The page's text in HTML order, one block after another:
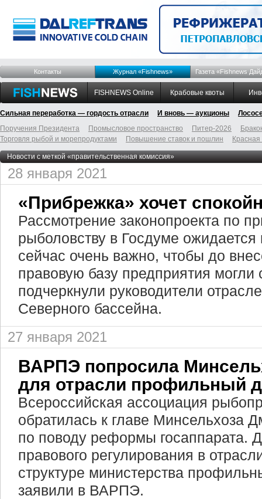
Контакты Журнал «Fishnews» Газета «Fishnews
FISHNEWS Online Крабовые квоты
Сильная переработка — гордость отрасли И вновь — аукционы
Поручения Президента
Промысловое пространство Питер-2026
Торговля рыбой и морепродуктами
Повышение ставок и пошлин
Новости с меткой «правительственная комиссия»
28 января 2021
«Прибрежка» хочет
Рассмотрение законопроекта по
рыболовству в Госдуме
сейчас очень важно, чтобы до
правовую базу предприятия могли
подчеркнули руководители
Северного бассейна.
27 января 2021
ВАРПЭ попросила
для отрасли профильный
Всероссийская ассоциация
обратилась к главе Минсельхоза
по поводу реформы госаппарата.
правового регулирования в
структуре министерства
заявили в ВАРПЭ.